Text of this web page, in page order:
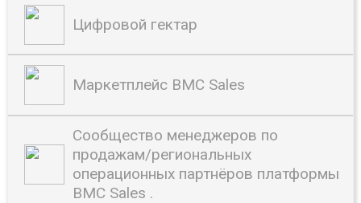
Цифровой гектар
Маркетплейс BMC Sales
Сообщество менеджеров по
продажам/региональных
операционных партнёров платформы
BMC Sales .